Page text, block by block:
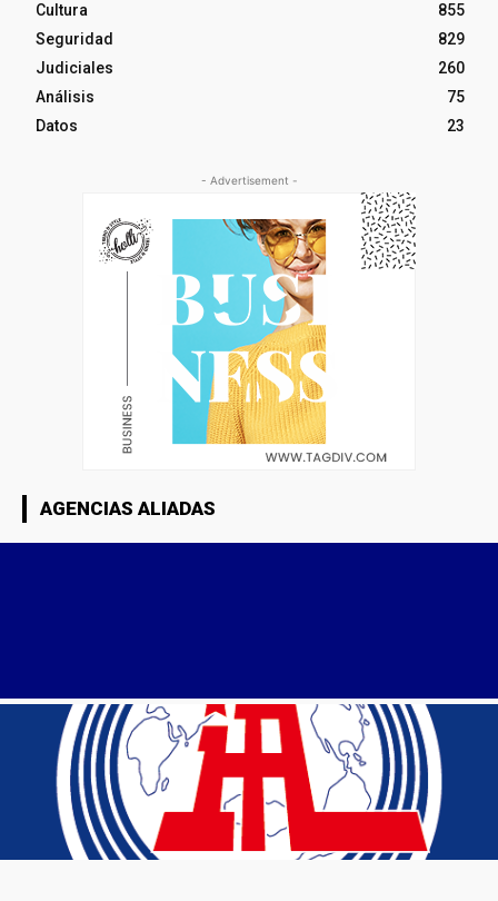
Cultura
855
Seguridad
829
Judiciales
260
Análisis
75
Datos
23
- Advertisement -
AGENCIAS ALIADAS